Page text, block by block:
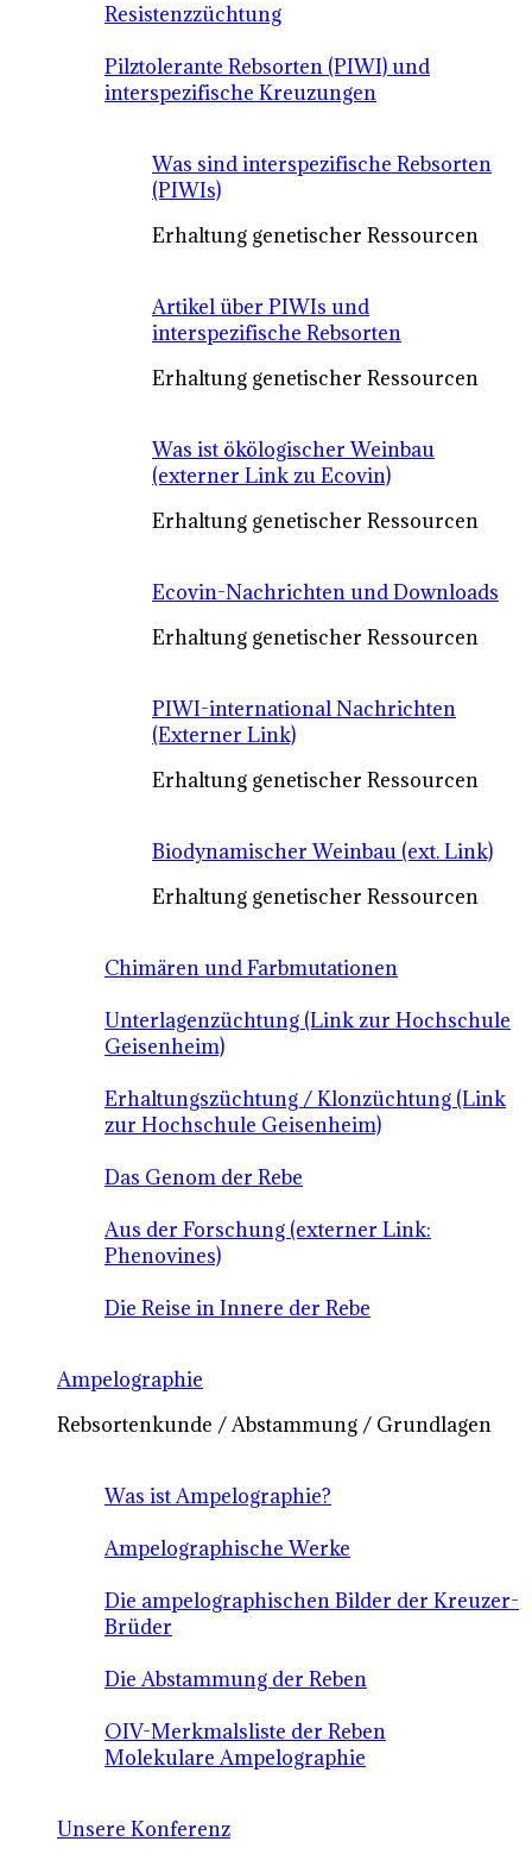
Resistenzzüchtung
Pilztolerante Rebsorten (PIWI) und
interspezifische Kreuzungen
Was sind interspezifische Rebsorten
(PIWIs)
Erhaltung genetischer Ressourcen
Artikel über PIWIs und
interspezifische Rebsorten
Erhaltung genetischer Ressourcen
Was ist ökölogischer Weinbau
(externer Link zu Ecovin)
Erhaltung genetischer Ressourcen
Ecovin-Nachrichten und Downloads
Erhaltung genetischer Ressourcen
PIWI-international Nachrichten
(Externer Link)
Erhaltung genetischer Ressourcen
Biodynamischer Weinbau (ext. Link)
Erhaltung genetischer Ressourcen
Chimären und Farbmutationen
Unterlagenzüchtung (Link zur Hochschule
Geisenheim)
Erhaltungszüchtung / Klonzüchtung (Link
zur Hochschule Geisenheim)
Das Genom der Rebe
Aus der Forschung (externer Link:
Phenovines)
Die Reise in Innere der Rebe
Ampelographie
Rebsortenkunde / Abstammung / Grundlagen
Was ist Ampelographie?
Ampelographische Werke
Die ampelographischen Bilder der Kreuzer-
Brüder
Die Abstammung der Reben
OIV-Merkmalsliste der Reben
Molekulare Ampelographie
Unsere Konferenz